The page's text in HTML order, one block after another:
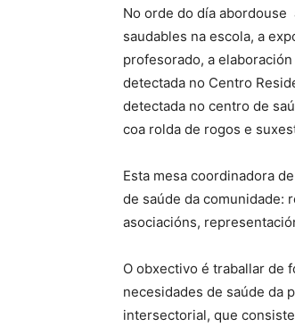
No orde do día abordouse
saudables na escola, a
profesorado, a
detectada no Centro
detectada no centro de
coa rolda de rogos e
Esta mesa coordinadora
de saúde da comunidade:
asociacións,
O obxectivo é traballar de
necesidades de saúde da
intersectorial, que